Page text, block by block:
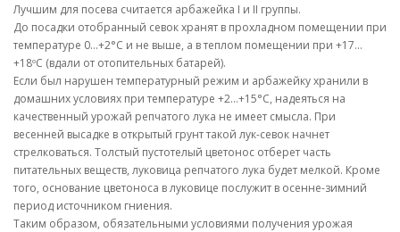
Лучшим для посева считается арбажейка I и II группы.
До посадки отобранный севок хранят в прохладном помещении при
температуре 0…+2°С и не выше, а в теплом помещении при +17…
+18ºС (вдали от отопительных батарей).
Если был нарушен температурный режим и арбажейку хранили в
домашних условиях при температуре +2…+15°С, надеяться на
качественный урожай репчатого лука не имеет смысла. При
весенней высадке в открытый грунт такой лук-севок начнет
стрелковаться. Толстый пустотелый цветонос отберет часть
питательных веществ, луковица репчатого лука будет мелкой. Кроме
того, основание цветоноса в луковице послужит в осенне-зимний
период источником гниения.
Таким образом, обязательными условиями получения урожая